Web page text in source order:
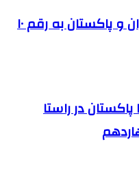
افزایش حجم تجارت بین ایران و پاکستان به رقم ۱۰
در راستا